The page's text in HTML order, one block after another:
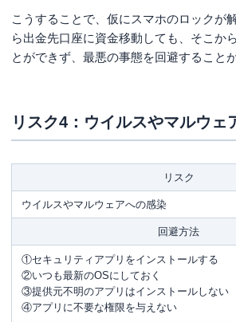
こうすることで、仮にスマホのロックが
ら出金先口座に資金移動しても、そこか
とができず、最悪の事態を回避すること
リスク4：ウイルスやマルウェ
リスク
ウイルスやマルウェアへの感染
回避方法
①セキュリティアプリをインストールする
②いつも最新のOSにしておく
③提供元不明のアプリはインストールしない
④アプリに不要な権限を与えない